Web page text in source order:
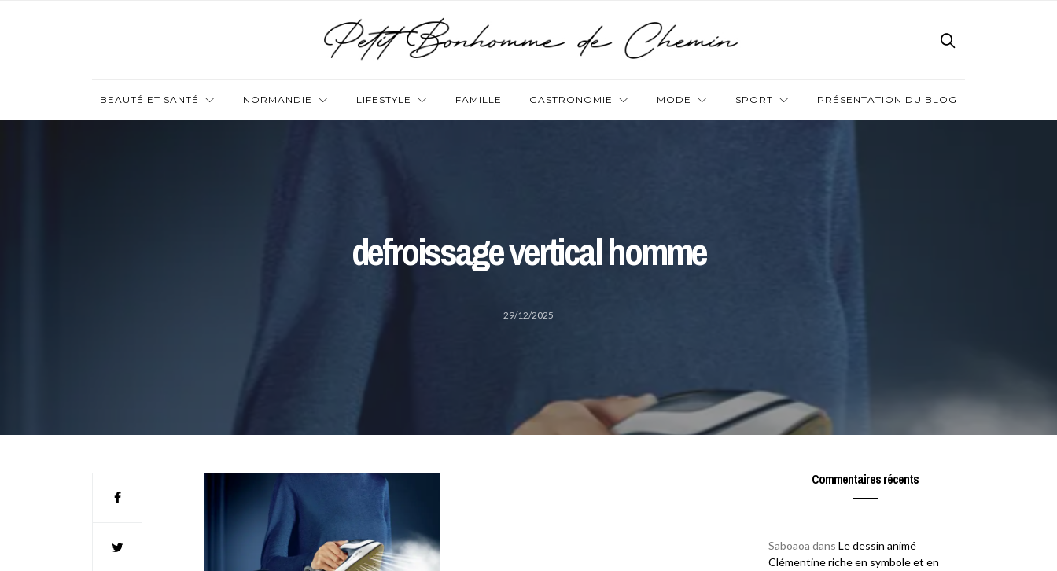
BEAUTÉ ET SANTÉ NORMANDIE LIFESTYLE FAMILLE GASTRONOMIE MODE SPORT PRÉSENTATION DU BLOG
defroissage vertical homme
29/12/2025
Commentaires récents
Saboaoa dans Le dessin animé
Clémentine riche en symbole et en